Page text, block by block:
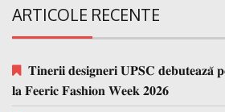
ARTICOLE RECENTE
𝐓𝐢𝐧𝐞𝐫𝐢𝐢 𝐝𝐞𝐬𝐢𝐠𝐧𝐞𝐫𝐢 𝐔𝐏𝐒𝐂 𝐝𝐞𝐛𝐮𝐭𝐞𝐚𝐳𝐚̆
𝐥𝐚 𝐅𝐞𝐞𝐫𝐢𝐜 𝐅𝐚𝐬𝐡𝐢𝐨𝐧 𝐖𝐞𝐞𝐤 𝟐𝟎𝟐𝟔